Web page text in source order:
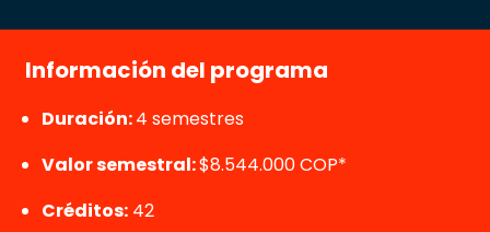
Información del programa
Duración:4 semestres
Valor semestral:$8.544.000 COP*
Créditos: 42